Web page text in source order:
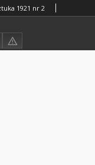
1921 nr 2